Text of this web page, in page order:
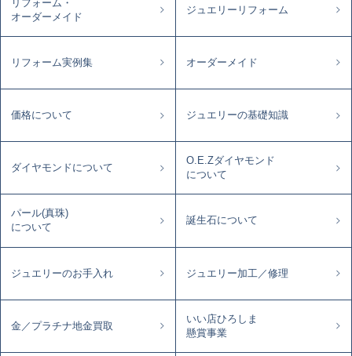
リフォーム・
オーダーメイド
ジュエリーリフォーム
リフォーム実例集 オーダーメイド
価格について ジュエリーの基礎知識
ダイヤモンドについて
O.E.Zダイヤモンド
について
パール(真珠)
について
誕生石について
ジュエリーのお手入れ ジュエリー加工／修理
金／プラチナ地金買取
いい店ひろしま
懸賞事業